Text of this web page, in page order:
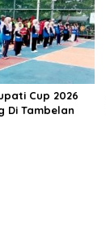
Cup 2026
Di Tambelan